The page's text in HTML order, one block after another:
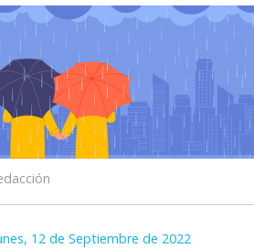
12 de Septiembre de 2022